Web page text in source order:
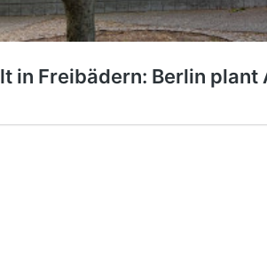
in Freibädern: Berlin